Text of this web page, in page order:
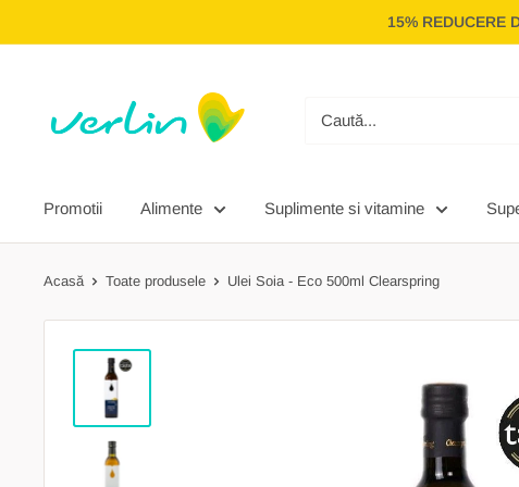
la
15% REDUCERE
Promotii Alimente Suplimente si vitamine
Acasă Toate produsele Ulei Soia - Eco 500ml Clearspring